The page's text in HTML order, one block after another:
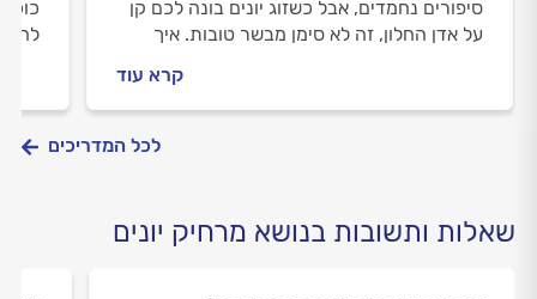
סיפורים נחמדים, אבל כשזוג יונים בונה לכם קן
על אדן החלון, זה לא סימן מבשר טובות. איך
קרא עוד
לכל המדריכים
שאלות ותשובות בנושא מרחיק יונים